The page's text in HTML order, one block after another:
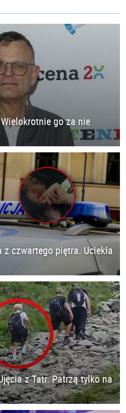
go za nie
z czwartego piętra. Uciekła
z Tatr. Patrzą tylko na